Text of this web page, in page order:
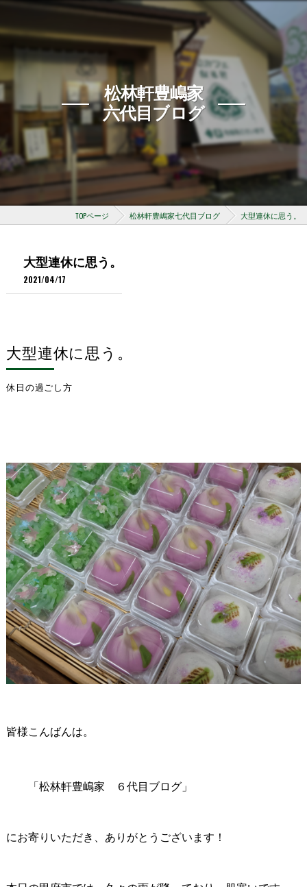
松林軒豊嶋家
六代目ブログ
TOPページ 松林軒豊嶋家七代目ブログ 大型連休に思う。
大型連休に思う。
2021/04/17
休日の過ごし方
大型連休に思う。
皆様こんばんは。
「松林軒豊嶋家 ６代目ブログ」
にお寄りいただき、ありがとうございます！